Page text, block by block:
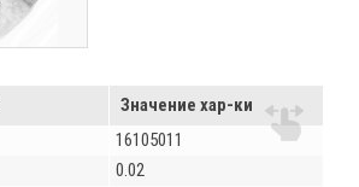
Значение хар-ки
16105011
0.02